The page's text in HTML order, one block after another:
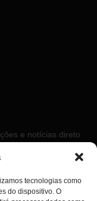
tecnologias como
do dispositivo. O
e notícias direto